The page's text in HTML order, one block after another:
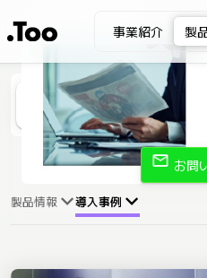
事業紹介 製
mail お問
製品情報 導入事例